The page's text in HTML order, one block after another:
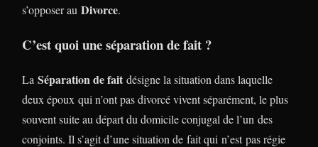
s’opposer au Divorce.
C’est quoi une séparation de fait ?
La Séparation de fait désigne la situation dans laquelle
deux époux qui n’ont pas divorcé vivent séparément, le plus
souvent suite au départ du domicile conjugal de l’un des
conjoints. Il s’agit d’une situation de fait qui n’est pas régie